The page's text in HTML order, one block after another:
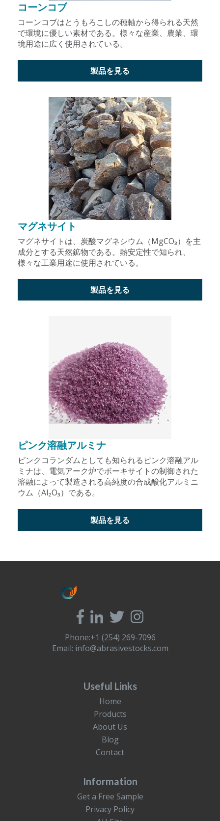
コーンコブ
コーンコブはとうもろこしの穂軸から得られる天然
で環境に優しい素材である。様々な産業、農業、環
境用途に広く使用されている。
製品を見る
マグネサイト
マグネサイトは、炭酸マグネシウム（MgCO₃）を主
成分とする天然鉱物である。熱安定性で知られ、
様々な工業用途に使用されている。
製品を見る
ピンク溶融アルミナ
ピンクコランダムとしても知られるピンク溶融アル
ミナは、電気アーク炉でボーキサイトの制御された
溶融によって製造される高純度の合成酸化アルミニ
ウム（Al₂O₃）である。
製品を見る
Phone:+1 (254) 269-7096
Email: info@abrasivestocks.com
Useful Links
Home
Products
About Us
Blog
Contact
Information
Get a Free Sample
Privacy Policy